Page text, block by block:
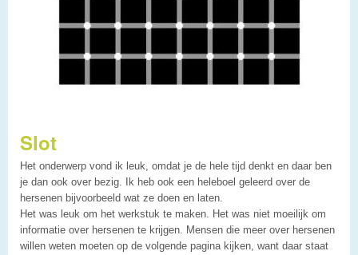
Slot
Het onderwerp vond ik leuk, omdat je de hele tijd denkt en daar ben
je dan ook over bezig. Ik heb ook een heleboel geleerd over de
hersenen bijvoorbeeld wat ze doen en laten.
Het was leuk om het werkstuk te maken. Het was niet moeilijk om
informatie over hersenen te krijgen. Mensen die meer over hersenen
willen weten moeten op de volgende pagina kijken, want daar staat